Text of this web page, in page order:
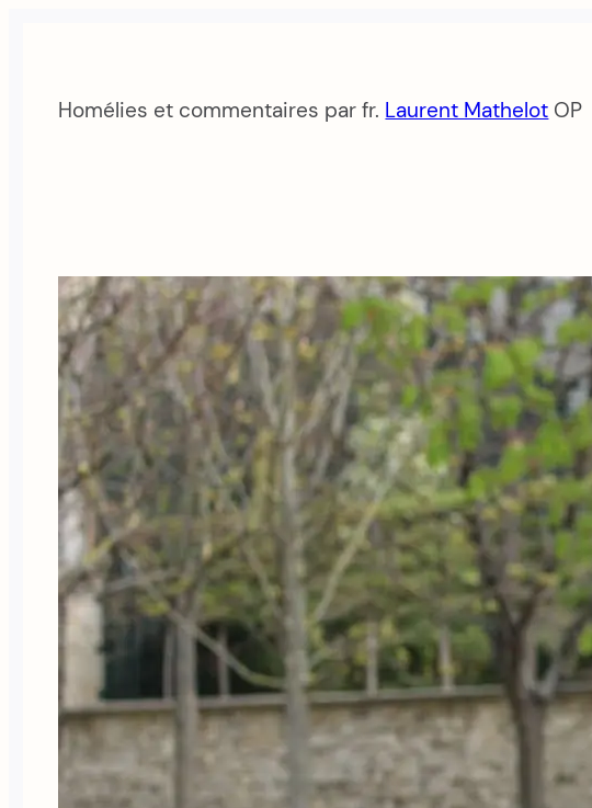
contenu
Homélies et commentaires par fr. Laurent Mathelot OP